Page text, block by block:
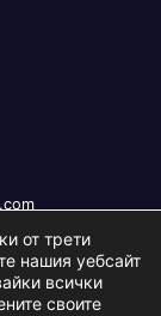
от трети
нашия уебсайт
всички
своите